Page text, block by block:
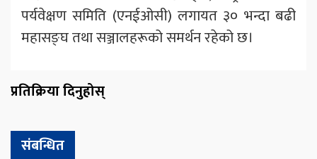
पर्यवेक्षण समिति (एनईओसी) लगायत ३० भन्दा बढी
महासङ्घ तथा सञ्जालहरूको समर्थन रहेको छ।
प्रतिक्रिया दिनुहोस्
संबन्धित